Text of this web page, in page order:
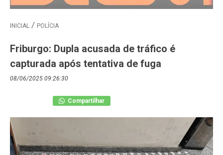
INICIAL POLÍCIA
Friburgo: Dupla acusada de tráfico é
capturada após tentativa de fuga
08/06/2025 09:26:30
Compartilhar